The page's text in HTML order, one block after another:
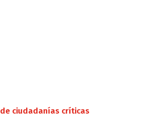
ciudadanías críticas